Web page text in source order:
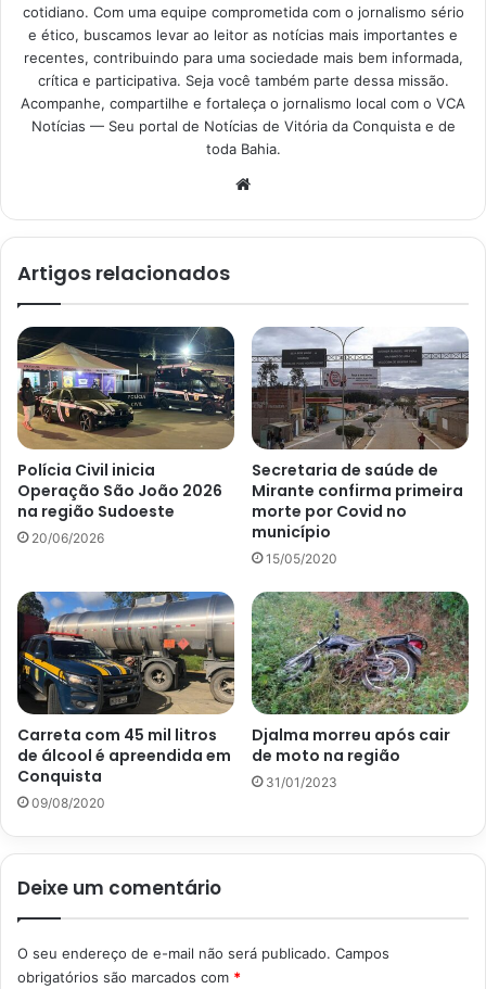
cotidiano. Com uma equipe comprometida com o jornalismo sério
e ético, buscamos levar ao leitor as notícias mais importantes e
recentes, contribuindo para uma sociedade mais bem informada,
crítica e participativa. Seja você também parte dessa missão.
Acompanhe, compartilhe e fortaleça o jornalismo local com o VCA
Notícias — Seu portal de Notícias de Vitória da Conquista e de
toda Bahia.
Artigos relacionados
Polícia Civil inicia
Operação São João 2026
na região Sudoeste
20/06/2026
Secretaria de saúde de
Mirante confirma primeira
morte por Covid no
município
15/05/2020
Carreta com 45 mil litros
de álcool é apreendida em
Conquista
09/08/2020
Djalma morreu após cair
de moto na região
31/01/2023
Deixe um comentário
O seu endereço de e-mail não será publicado. Campos
obrigatórios são marcados com *